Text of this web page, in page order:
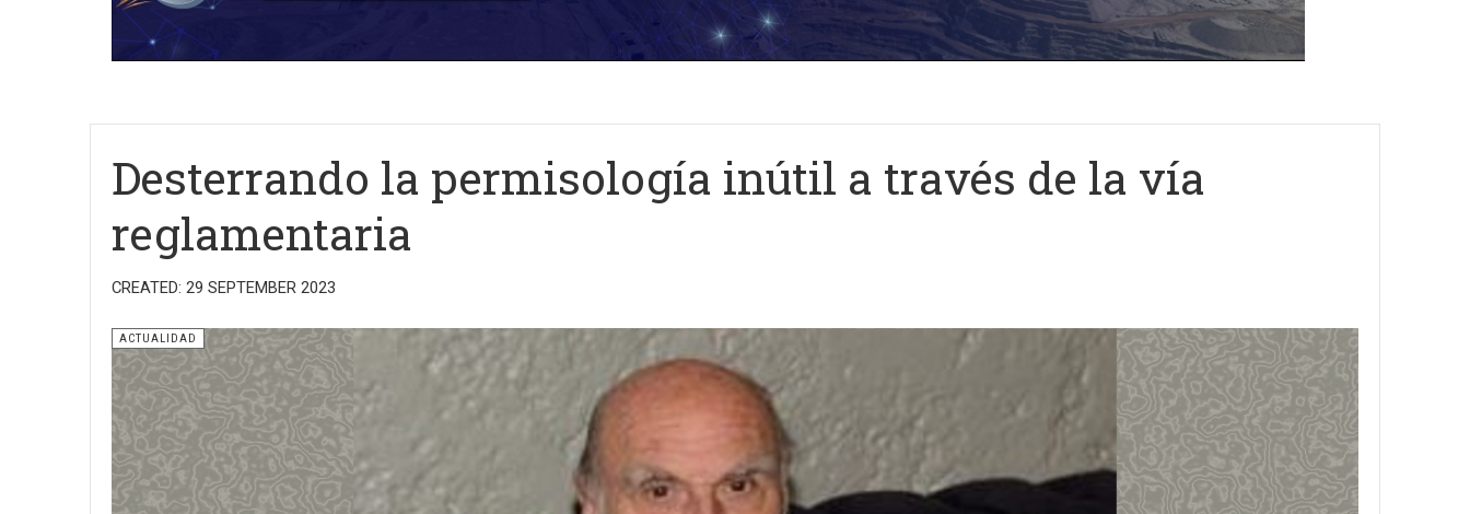
Desterrando la permisología inútil a través de la vía
reglamentaria
CREATED: 29 SEPTEMBER 2023
ACTUALIDAD